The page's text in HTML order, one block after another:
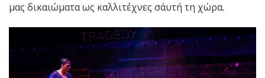
μας δικαιώματα ως καλλιτέχνες σ΄αυτή τη χώρα.